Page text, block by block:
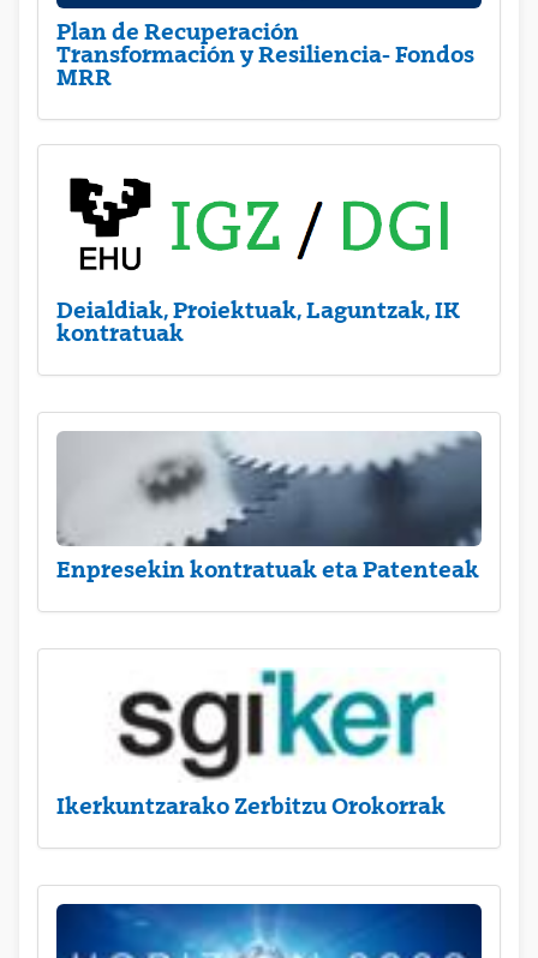
Plan de Recuperación
Transformación y Resiliencia- Fondos
MRR
Deialdiak, Proiektuak, Laguntzak, IK
kontratuak
Enpresekin kontratuak eta Patenteak
Ikerkuntzarako Zerbitzu Orokorrak